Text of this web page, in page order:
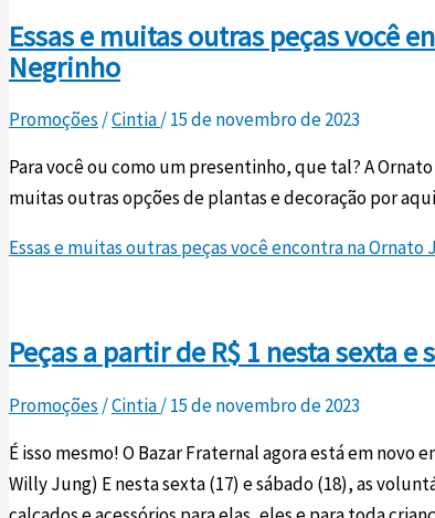
Essas e muitas outras peças você
Negrinho
Promoções /Cintia/15 de novembro de 2023
Para você ou como um presentinho, que tal? A
muitas outras opções de plantas e decoração por
Essas e muitas outras peças você encontra na Ornato
Peças a partir de R$ 1 nesta sexta
Promoções /Cintia/15 de novembro de 2023
É isso mesmo! O Bazar Fraternal agora está em
Willy Jung) E nesta sexta (17) e sábado (18), as